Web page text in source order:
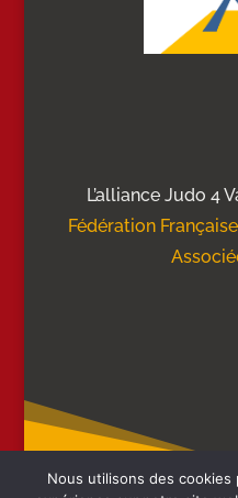
L’alliance Judo 4
Fédération
Nous utilisons des cookies